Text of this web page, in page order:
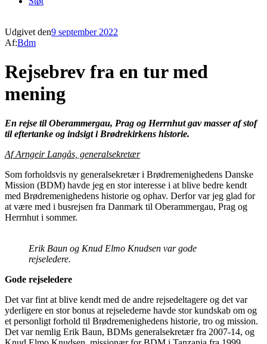
Udgivet den9 september 2022
Af:Bdm
Rejsebrev fra en tur med
mening
En rejse til Oberammergau, Prag og Herrnhut gav masser af stof
til eftertanke og indsigt i Brødrekirkens historie.
Af Arngeir Langås, generalsekretær
Som forholdsvis ny generalsekretær i Brødremenighedens Danske
Mission (BDM) havde jeg en stor interesse i at blive bedre kendt
med Brødremenighedens historie og ophav. Derfor var jeg glad for
at være med i busrejsen fra Danmark til Oberammergau, Prag og
Herrnhut i sommer.
Erik Baun og Knud Elmo Knudsen var gode
rejseledere.
Gode rejseledere
Det var fint at blive kendt med de andre rejsedeltagere og det var
yderligere en stor bonus at rejselederne havde stor kundskab om og
et personligt forhold til Brødremenighedens historie, tro og mission.
Det var nemlig Erik Baun, BDMs generalsekretær fra 2007-14, og